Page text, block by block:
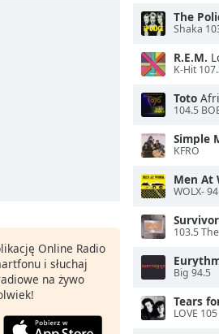
Online Radio
i słuchaj
na żywo
The
Shaka
R.E.M.
K-Hit
Toto
104.5
Simple
KFRO
Men At
WOLX-
Survivor
103.5
Big 94.5
Tears
LOVE